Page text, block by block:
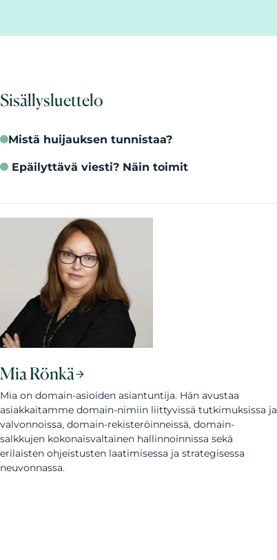
Sisällysluettelo
Mistä huijauksen tunnistaa?
Epäilyttävä viesti? Näin toimit
Mia Rönkä
Mia on domain-asioiden asiantuntija. Hän avustaa
asiakkaitamme domain-nimiin liittyvissä tutkimuksissa ja
valvonnoissa, domain-rekisteröinneissä, domain-
salkkujen kokonaisvaltainen hallinnoinnissa sekä
erilaisten ohjeistusten laatimisessa ja strategisessa
neuvonnassa.